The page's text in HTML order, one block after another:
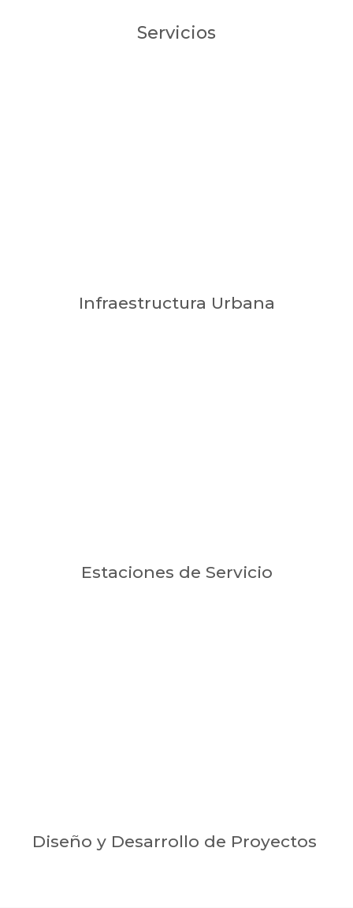
Servicios
Infraestructura Urbana
Estaciones de Servicio
Diseño y Desarrollo de Proyectos